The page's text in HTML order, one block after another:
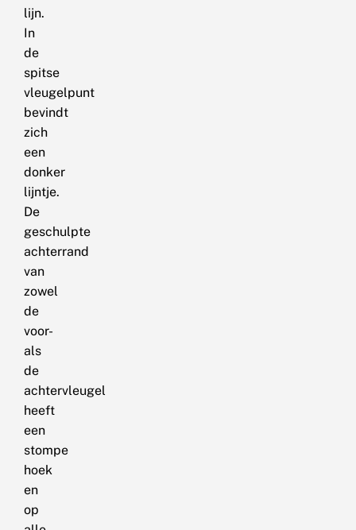
lijn.
In
de
spitse
vleugelpunt
bevindt
zich
een
donker
lijntje.
De
geschulpte
achterrand
van
zowel
de
voor-
als
de
achtervleugel
heeft
een
stompe
hoek
en
op